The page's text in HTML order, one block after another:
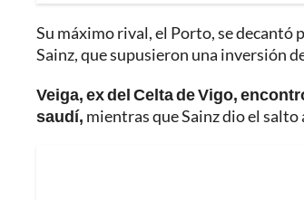
Su máximo rival, el Porto, se decantó
Sainz, que supusieron una inversión
Veiga, ex del Celta de Vigo,
saudí, mientras que Sainz dio el